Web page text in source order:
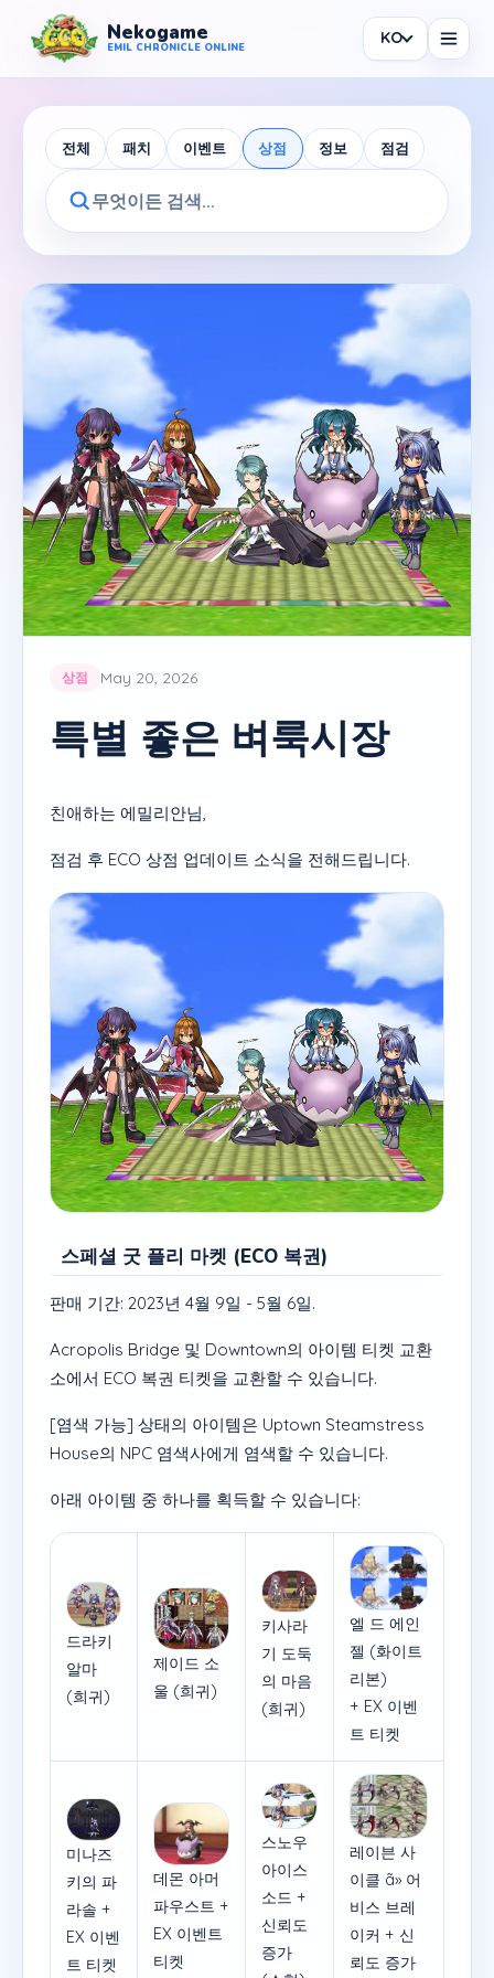
Nekogame
EMIL CHRONICLE ONLINE
Nekogame Emil Chronicle Online
KO
News
All News
Information
Maintenance
전체 패치 이벤트 상점 정보 점검
상점 May 20, 2026
특별 좋은 벼룩시장
친애하는 에밀리안님,
점검 후 ECO 상점 업데이트 소식을 전해드립니다.
스페셜 굿 플리 마켓 (ECO 복권)
판매 기간: 2023년 4월 9일 - 5월 6일.
Acropolis Bridge 및 Downtown의 아이템 티켓 교환
소에서 ECO 복권 티켓을 교환할 수 있습니다.
[염색 가능] 상태의 아이템은 Uptown Steamstress
House의 NPC 염색사에게 염색할 수 있습니다.
아래 아이템 중 하나를 획득할 수 있습니다:
드라키
알마
(희귀)
제이드 소
울 (희귀)
키사라
기 도둑
의 마음
(희귀)
엘 드 에인
젤 (화이트
리본)
+ EX 이벤
트 티켓
미나즈
키의 파
라솔 +
EX 이벤
트 티켓
데몬 아머
파우스트 +
EX 이벤트
티켓
스노우
아이스
소드 +
신뢰도
증가
레이븐 사
이클 ã» 어
비스 브레
이커 + 신
뢰도 증가